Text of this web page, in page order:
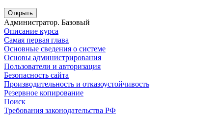
Открыть
Администратор. Базовый
Описание курса
Самая первая глава
Основные сведения о системе
Основы администрирования
Пользователи и авторизация
Безопасность сайта
Производительность и отказоустойчивость
Резервное копирование
Поиск
Требования законодательства РФ